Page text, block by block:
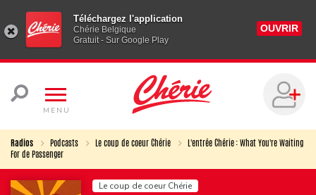
Téléchargez l'application
Chérie Belgique
Gratuit - Sur Google Play
OUVRIR
MENU
Radios Podcasts Le coup de coeur Chérie
L'entrée Chérie : What You're Waiting
For de Passenger
Le coup de coeur Chérie